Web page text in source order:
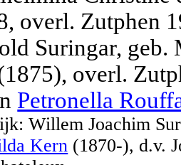
overl. Zutphen
Suringar,
overl.
Petronella
Willem Joachim
Kern (1870-), d.v.